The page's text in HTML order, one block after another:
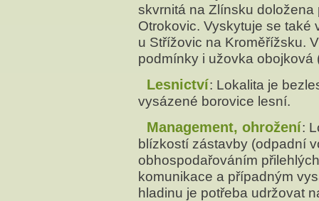
skvrnitá na Zlínsku
Otrokovic. Vyskytuje se
u Střížovic na Kroměřížsku.
podmínky i užovka obojková
Lesnictví: Lokalita je
vysázené borovice lesní.
Management, ohrožení:
blízkostí zástavby (odpadní
obhospodařováním
komunikace a případným
hladinu je potřeba udržovat